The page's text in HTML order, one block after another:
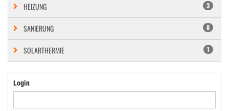
HEIZUNG 3
SANIERUNG 8
SOLARTHERMIE 1
Login